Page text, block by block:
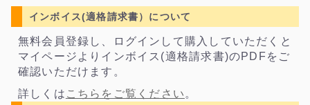
インボイス(適格請求書）について
無料会員登録し、ログインして購入していただくと
マイページよりインボイス(適格請求書)のPDFをご
確認いただけます。
詳しくは こちらをご覧ください 。